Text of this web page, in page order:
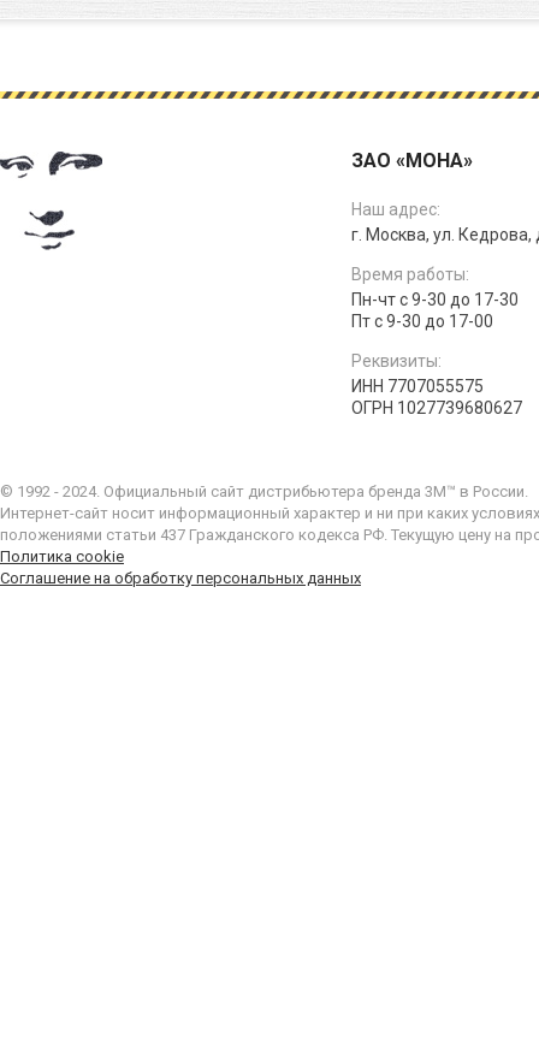
ЗАО «МОНА»
Наш адрес:
г. Москва, ул. Кедрова,
Время работы:
Пн-чт с 9-30 до 17-30
Пт с 9-30 до 17-00
Реквизиты:
ИНН 7707055575
ОГРН 1027739680627
© 1992 - 2024. Официальный сайт дистрибьютера бренда 3M™ в России.
Интернет-сайт носит информационный характер и ни при каких
положениями статьи 437 Гражданского кодекса РФ. Текущую цену на
Политика cookie
Соглашение на обработку персональных данных